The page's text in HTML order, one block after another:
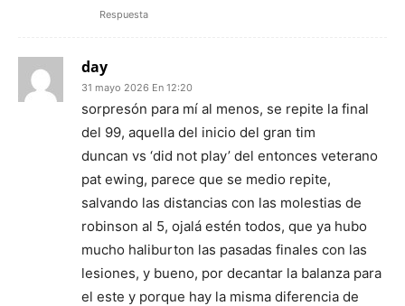
Respuesta
day
31 mayo 2026 En 12:20
sorpresón para mí al menos, se repite la final
del 99, aquella del inicio del gran tim
duncan vs ‘did not play’ del entonces veterano
pat ewing, parece que se medio repite,
salvando las distancias con las molestias de
robinson al 5, ojalá estén todos, que ya hubo
mucho haliburton las pasadas finales con las
lesiones, y bueno, por decantar la balanza para
el este y porque hay la misma diferencia de